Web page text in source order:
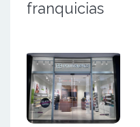
franquicias